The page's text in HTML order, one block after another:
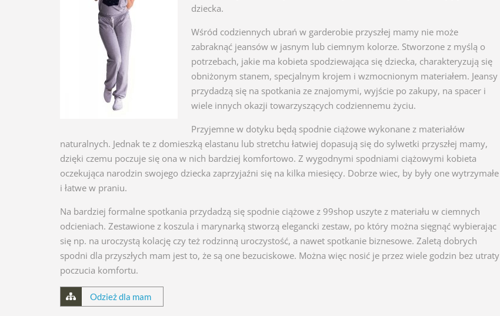
dziecka.
Wśród codziennych ubrań w garderobie przyszłej mamy nie może
zabraknąć jeansów w jasnym lub ciemnym kolorze. Stworzone z myślą o
potrzebach, jakie ma kobieta spodziewająca się dziecka, charakteryzują się
obniżonym stanem, specjalnym krojem i wzmocnionym materiałem. Jeansy
przydadzą się na spotkania ze znajomymi, wyjście po zakupy, na spacer i
wiele innych okazji towarzyszących codziennemu życiu.
Przyjemne w dotyku będą spodnie ciążowe wykonane z materiałów
naturalnych. Jednak te z domieszką elastanu lub stretchu łatwiej dopasują się do sylwetki przyszłej mamy,
dzięki czemu poczuje się ona w nich bardziej komfortowo. Z wygodnymi spodniami ciążowymi kobieta
oczekująca narodzin swojego dziecka zaprzyjaźni się na kilka miesięcy. Dobrze wiec, by były one wytrzymałe
i łatwe w praniu.
Na bardziej formalne spotkania przydadzą się spodnie ciążowe z 99shop uszyte z materiału w ciemnych
odcieniach. Zestawione z koszula i marynarką stworzą elegancki zestaw, po który można sięgnąć wybierając
się np. na uroczystą kolację czy też rodzinną uroczystość, a nawet spotkanie biznesowe. Zaletą dobrych
spodni dla przyszłych mam jest to, że są one bezuciskowe. Można więc nosić je przez wiele godzin bez utraty
poczucia komfortu.
Odzież dla mam